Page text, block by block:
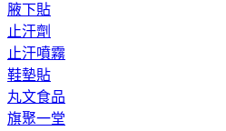
腋下貼
止汗劑
止汗噴霧
鞋墊貼
丸文食品
旗聚一堂